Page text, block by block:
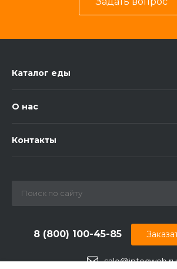
Каталог еды
О нас
Контакты
sale@intecweb.ru
8 (800) 100-45-85